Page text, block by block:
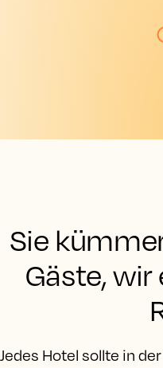
Sie
Gäste, wir
Jedes Hotel sollte in